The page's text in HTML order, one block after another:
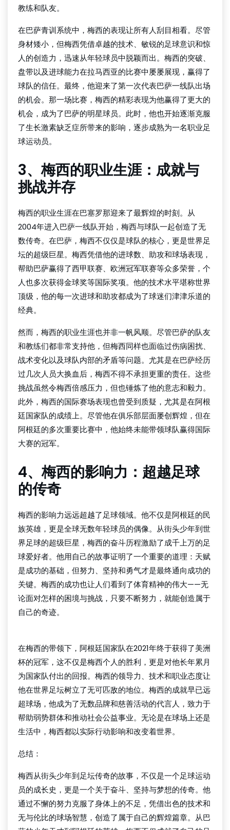
教练和队友。
在巴萨青训系统中，梅西的表现让所有人刮目相看。尽管
身材矮小，但梅西凭借卓越的技术、敏锐的足球意识和惊
人的创造力，迅速从年轻球员中脱颖而出。梅西的突破、
盘带以及进球能力在拉马西亚的比赛中屡屡展现，赢得了
球队的信任。最终，他迎来了第一次代表巴萨一线队出场
的机会。那一场比赛，梅西的精彩表现为他赢得了更大的
机会，成为了巴萨的明星球员。此时，他也开始逐渐克服
了生长激素缺乏症所带来的影响，逐步成熟为一名职业足
球运动员。
3、梅西的职业生涯：成就与
挑战并存
梅西的职业生涯在巴塞罗那迎来了最辉煌的时刻。从
2004年进入巴萨一线队开始，梅西与球队一起创造了无
数传奇。在巴萨，梅西不仅仅是球队的核心，更是世界足
坛的超级巨星。梅西凭借他的进球数、助攻和球场表现，
帮助巴萨赢得了西甲联赛、欧洲冠军联赛等众多荣誉，个
人也多次获得金球奖等国际奖项。他的技术水平堪称世界
顶级，他的每一次进球和助攻都成为了球迷们津津乐道的
经典。
然而，梅西的职业生涯也并非一帆风顺。尽管巴萨的队友
和教练们都非常支持他，但梅西同样也面临过伤病困扰、
战术变化以及球队内部的矛盾等问题。尤其是在巴萨经历
过几次人员大换血后，梅西不得不承担更重的责任。这些
挑战虽然令梅西倍感压力，但也锤炼了他的意志和毅力。
此外，梅西的国际赛场表现也曾受到质疑，尤其是在阿根
廷国家队的成绩上。尽管他在俱乐部层面屡创辉煌，但在
阿根廷的多次重要比赛中，他始终未能带领球队赢得国际
大赛的冠军。
4、梅西的影响力：超越足球
的传奇
梅西的影响力远远超越了足球领域。他不仅是阿根廷的民
族英雄，更是全球无数年轻球员的偶像。从街头少年到世
界足球的超级巨星，梅西的奋斗历程激励了成千上万的足
球爱好者。他用自己的故事证明了一个重要的道理：天赋
是成功的基础，但努力、坚持和勇气才是最终通向成功的
关键。梅西的成功也让人们看到了体育精神的伟大——无
论面对怎样的困境与挑战，只要不断努力，就能创造属于
自己的奇迹。
在梅西的带领下，阿根廷国家队在2021年终于获得了美洲
杯的冠军，这不仅是梅西个人的胜利，更是对他长年累月
为国家队付出的回报。梅西的领导力、技术和职业态度让
他在世界足坛树立了无可匹敌的地位。梅西的成就早已远
超球场，他成为了无数品牌和慈善活动的代言人，致力于
帮助弱势群体和推动社会公益事业。无论是在球场上还是
生活中，梅西都以实际行动影响和改变着世界。
总结：
梅西从街头少年到足坛传奇的故事，不仅是一个足球运动
员的成长史，更是一个关于奋斗、坚持与梦想的传奇。他
通过不懈的努力克服了身体上的不足，凭借出色的技术和
无与伦比的球场智慧，创造了属于自己的辉煌篇章。从巴